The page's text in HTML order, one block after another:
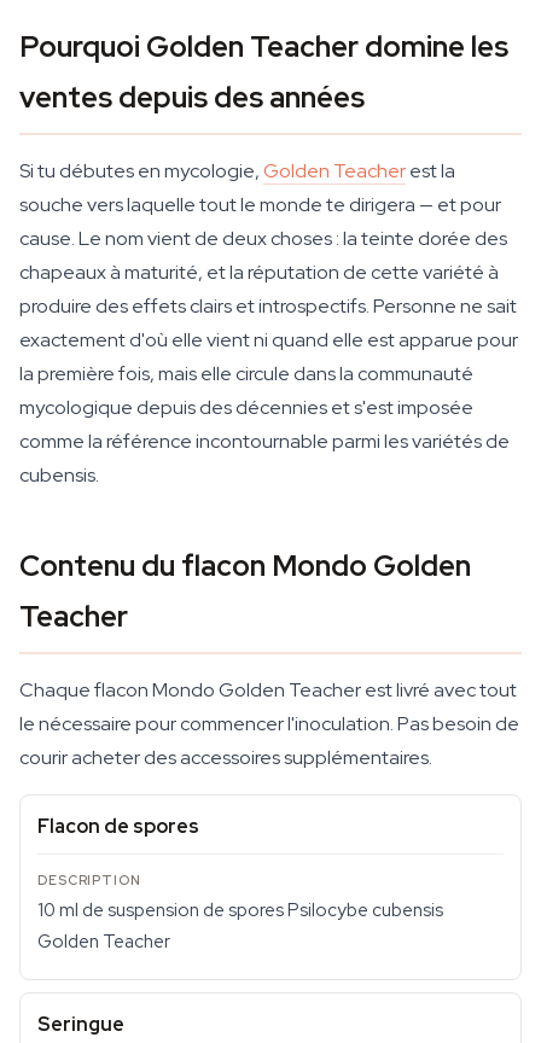
Pourquoi Golden Teacher domine les
ventes depuis des années
Si tu débutes en mycologie,Golden Teacherest la
souche vers laquelle tout le monde te dirigera — et pour
cause. Le nom vient de deux choses : la teinte dorée des
chapeaux à maturité, et la réputation de cette variété à
produire des effets clairs et introspectifs. Personne ne sait
exactement d'où elle vient ni quand elle est apparue pour
la première fois, mais elle circule dans la communauté
mycologique depuis des décennies et s'est imposée
comme la référence incontournable parmi les variétés de
cubensis.
Contenu du flacon Mondo Golden
Teacher
Chaque flacon Mondo Golden Teacher est livré avec tout
le nécessaire pour commencer l'inoculation. Pas besoin de
courir acheter des accessoires supplémentaires.
Flacon de spores
10 ml de suspension de spores Psilocybe cubensis
Golden Teacher
Seringue